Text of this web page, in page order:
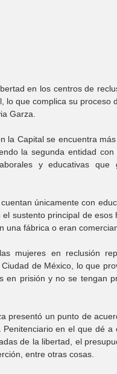
en los centros de
lo que complica su proceso
Garza.
la Capital se encuentra
la segunda entidad
y educativas
únicamente con
sustento principal de
una fábrica o eran
mujeres en reclusión
de México, lo que
en prisión y no se tengan
presentó un punto de
Penitenciario en el que dé
de la libertad, el
entre otras cosas.